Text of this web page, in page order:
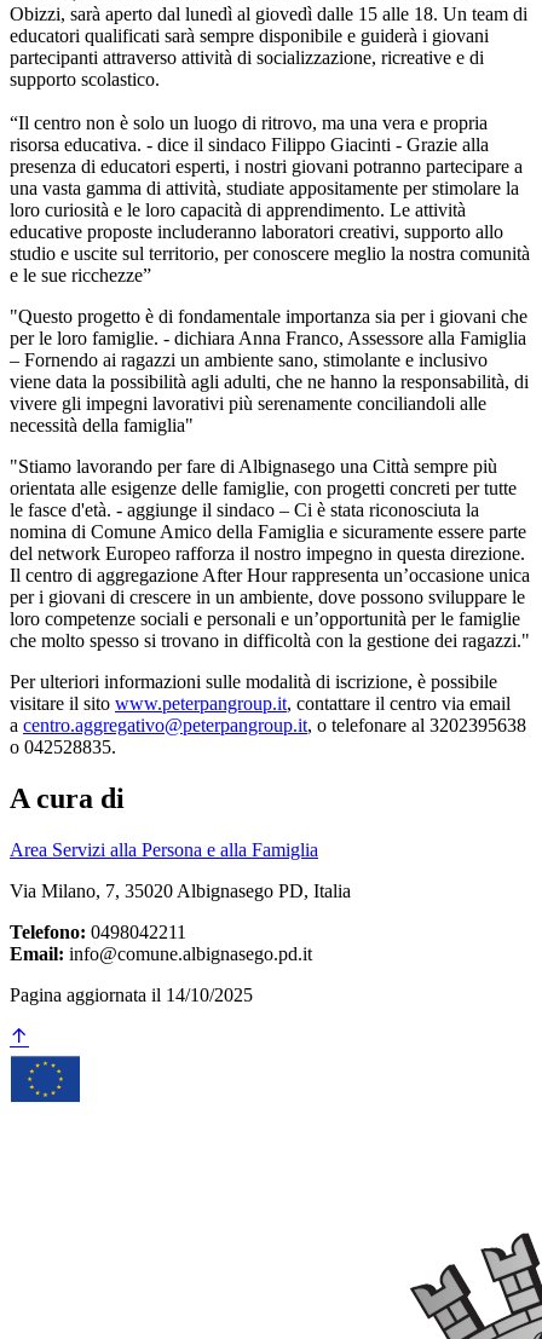
Obizzi, sarà aperto dal lunedì al giovedì dalle 15 alle 18. Un team di
educatori qualificati sarà sempre disponibile e guiderà i giovani
partecipanti attraverso attività di socializzazione, ricreative e di
supporto scolastico.
“Il centro non è solo un luogo di ritrovo, ma una vera e propria
risorsa educativa. - dice il sindaco Filippo Giacinti - Grazie alla
presenza di educatori esperti, i nostri giovani potranno partecipare a
una vasta gamma di attività, studiate appositamente per stimolare la
loro curiosità e le loro capacità di apprendimento. Le attività
educative proposte includeranno laboratori creativi, supporto allo
studio e uscite sul territorio, per conoscere meglio la nostra comunità
e le sue ricchezze”
"Questo progetto è di fondamentale importanza sia per i giovani che
per le loro famiglie. - dichiara Anna Franco, Assessore alla Famiglia
– Fornendo ai ragazzi un ambiente sano, stimolante e inclusivo
viene data la possibilità agli adulti, che ne hanno la responsabilità, di
vivere gli impegni lavorativi più serenamente conciliandoli alle
necessità della famiglia"
"Stiamo lavorando per fare di Albignasego una Città sempre più
orientata alle esigenze delle famiglie, con progetti concreti per tutte
le fasce d'età. - aggiunge il sindaco – Ci è stata riconosciuta la
nomina di Comune Amico della Famiglia e sicuramente essere parte
del network Europeo rafforza il nostro impegno in questa direzione.
Il centro di aggregazione After Hour rappresenta un’occasione unica
per i giovani di crescere in un ambiente, dove possono sviluppare le
loro competenze sociali e personali e un’opportunità per le famiglie
che molto spesso si trovano in difficoltà con la gestione dei ragazzi."
Per ulteriori informazioni sulle modalità di iscrizione, è possibile
visitare il sito www.peterpangroup.it, contattare il centro via email
a centro.aggregativo@peterpangroup.it, o telefonare al 3202395638
o 042528835.
A cura di
Area Servizi alla Persona e alla Famiglia
Via Milano, 7, 35020 Albignasego PD, Italia
Telefono: 0498042211
Email: info@comune.albignasego.pd.it
Pagina aggiornata il 14/10/2025